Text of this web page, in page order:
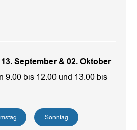
September & 02. Oktober
9.00 bis 12.00 und 13.00 bis
Sonntag